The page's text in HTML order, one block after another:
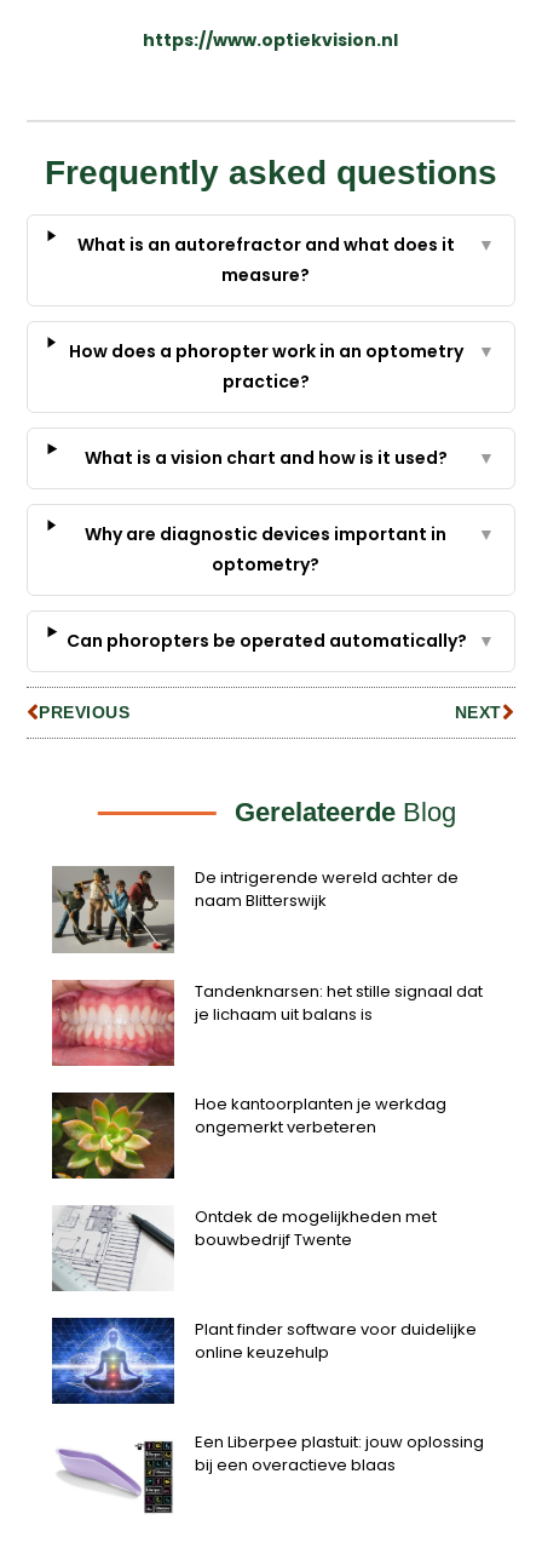
https://www.optiekvision.nl
Frequently asked questions
What is an autorefractor and what does it
measure?
▼
How does a phoropter work in an optometry
practice?
▼
What is a vision chart and how is it used? ▼
Why are diagnostic devices important in
optometry?
▼
Can phoropters be operated automatically? ▼
PREVIOUS NEXT
Gerelateerde Blog
De intrigerende wereld achter de
naam Blitterswijk
Tandenknarsen: het stille signaal dat
je lichaam uit balans is
Hoe kantoorplanten je werkdag
ongemerkt verbeteren
Ontdek de mogelijkheden met
bouwbedrijf Twente
Plant finder software voor duidelijke
online keuzehulp
Een Liberpee plastuit: jouw oplossing
bij een overactieve blaas